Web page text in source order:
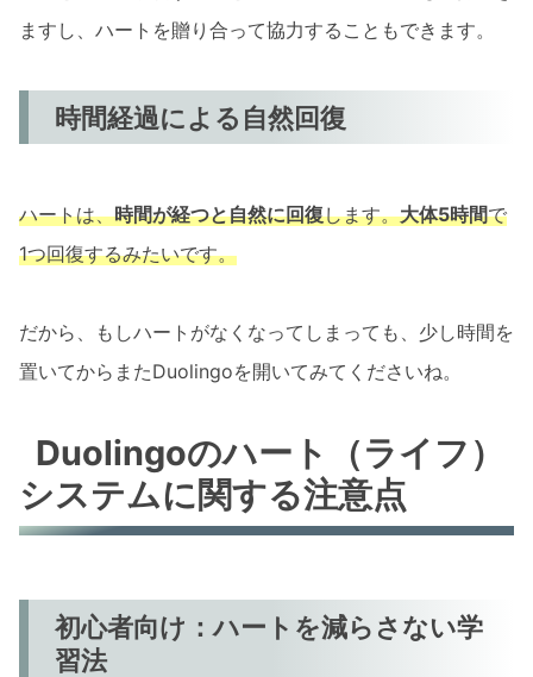
ますし、ハートを贈り合って協力することもできます。
時間経過による自然回復
ハートは、時間が経つと自然に回復します。大体5時間で
1つ回復するみたいです。
だから、もしハートがなくなってしまっても、少し時間を
置いてからまたDuolingoを開いてみてくださいね。
Duolingoのハート（ライフ）
システムに関する注意点
初心者向け：ハートを減らさない学
習法